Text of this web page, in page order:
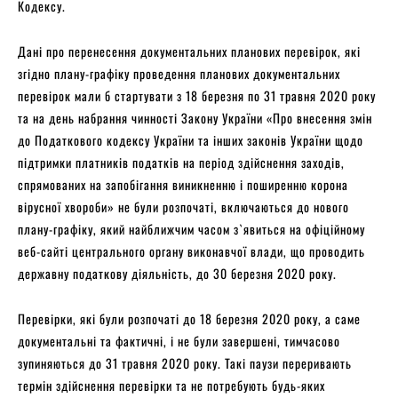
Кодексу.
Дані про перенесення документальних планових перевірок, які
згідно плану-графіку проведення планових документальних
перевірок мали б стартувати з 18 березня по 31 травня 2020 року
та на день набрання чинності Закону України «Про внесення змін
до Податкового кодексу України та інших законів України щодо
підтримки платників податків на період здійснення заходів,
спрямованих на запобігання виникненню і поширенню корона
вірусної хвороби» не були розпочаті, включаються до нового
плану-графіку, який найближчим часом з`явиться на офіційному
веб-сайті центрального органу виконавчої влади, що проводить
державну податкову діяльність, до 30 березня 2020 року.
Перевірки, які були розпочаті до 18 березня 2020 року, а саме
документальні та фактичні, і не були завершені, тимчасово
зупиняються до 31 травня 2020 року. Такі паузи переривають
термін здійснення перевірки та не потребують будь-яких